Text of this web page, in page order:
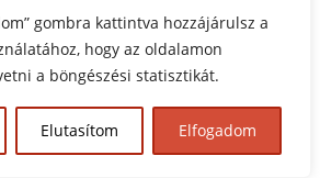
gombra kattintva hozzájárulsz a
hogy az oldalamon
a böngészési statisztikát.
Elutasítom Elfogadom